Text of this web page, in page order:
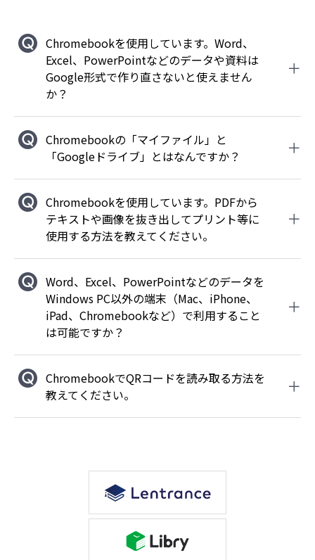
Chromebookを使用しています。Word、
Excel、PowerPointなどのデータや資料は
Google形式で作り直さないと使えません
か？
Chromebookの「マイファイル」と
「Googleドライブ」とはなんですか？
Chromebookを使用しています。PDFから
テキストや画像を抜き出してプリント等に
使用する方法を教えてください。
Word、Excel、PowerPointなどのデータを
Windows PC以外の端末（Mac、iPhone、
iPad、Chromebookなど）で利用すること
は可能ですか？
ChromebookでQRコードを読み取る方法を
教えてください。